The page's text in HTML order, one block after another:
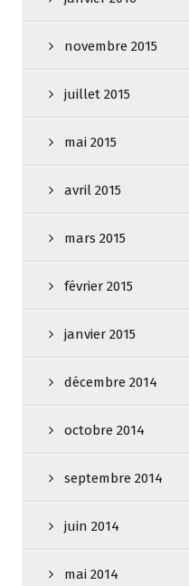
novembre 2015
juillet 2015
mai 2015
avril 2015
mars 2015
février 2015
janvier 2015
décembre 2014
octobre 2014
septembre 2014
juin 2014
mai 2014